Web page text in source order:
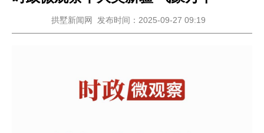
拱墅新闻网 发布时间：2025-09-27 09:19